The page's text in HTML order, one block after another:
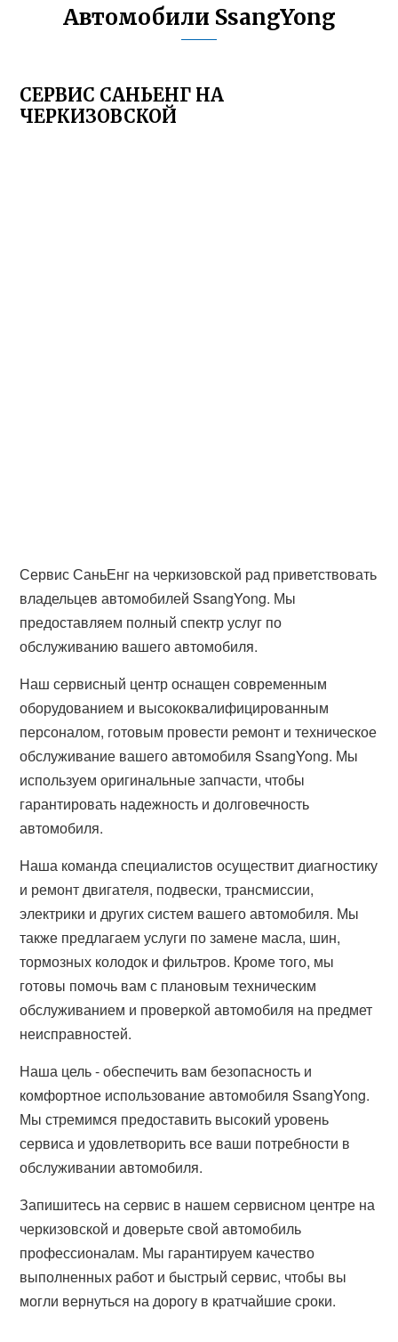
Автомобили SsangYong
СЕРВИС САНЬЕНГ НА
ЧЕРКИЗОВСКОЙ
Сервис СаньЕнг на черкизовской рад приветствовать
владельцев автомобилей SsangYong. Мы
предоставляем полный спектр услуг по
обслуживанию вашего автомобиля.
Наш сервисный центр оснащен современным
оборудованием и высококвалифицированным
персоналом, готовым провести ремонт и техническое
обслуживание вашего автомобиля SsangYong. Мы
используем оригинальные запчасти, чтобы
гарантировать надежность и долговечность
автомобиля.
Наша команда специалистов осуществит диагностику
и ремонт двигателя, подвески, трансмиссии,
электрики и других систем вашего автомобиля. Мы
также предлагаем услуги по замене масла, шин,
тормозных колодок и фильтров. Кроме того, мы
готовы помочь вам с плановым техническим
обслуживанием и проверкой автомобиля на предмет
неисправностей.
Наша цель - обеспечить вам безопасность и
комфортное использование автомобиля SsangYong.
Мы стремимся предоставить высокий уровень
сервиса и удовлетворить все ваши потребности в
обслуживании автомобиля.
Запишитесь на сервис в нашем сервисном центре на
черкизовской и доверьте свой автомобиль
профессионалам. Мы гарантируем качество
выполненных работ и быстрый сервис, чтобы вы
могли вернуться на дорогу в кратчайшие сроки.